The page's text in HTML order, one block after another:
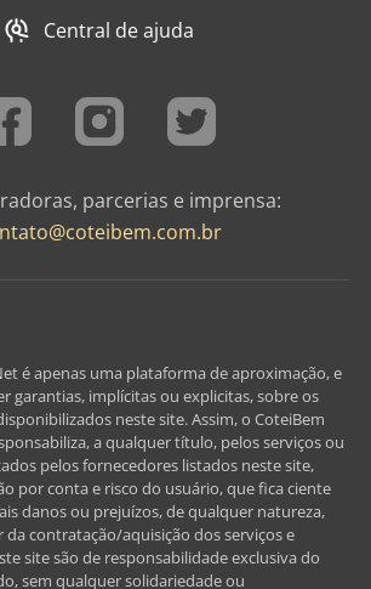
Central de ajuda
parcerias e imprensa:
é apenas uma plataforma de aproximação, e
garantias, implícitas ou explicitas, sobre os
neste site. Assim, o CoteiBem
a qualquer título, pelos serviços ou
pelos fornecedores listados neste site,
por conta e risco do usuário, que fica ciente
danos ou prejuízos, de qualquer natureza,
contratação/aquisição dos serviços e
site são de responsabilidade exclusiva do
sem qualquer solidariedade ou